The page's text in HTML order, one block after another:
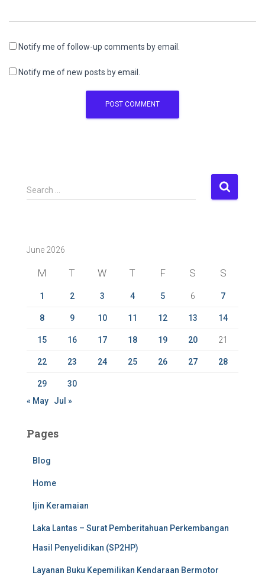
Notify me of follow-up comments by email.
Notify me of new posts by email.
S
e
h
Search …
June 2026
M T W T F S S
1 2 3 4 5 6 7
8 9 10 11 12 13 14
15 16 17 18 19 20 21
22 23 24 25 26 27 28
29
30
« May
Jul »
Pages
Blog
Home
Ijin Keramaian
Laka Lantas – Surat Pemberitahuan Perkembangan
Hasil Penyelidikan (SP2HP)
Layanan Buku Kepemilikan Kendaraan Bermotor